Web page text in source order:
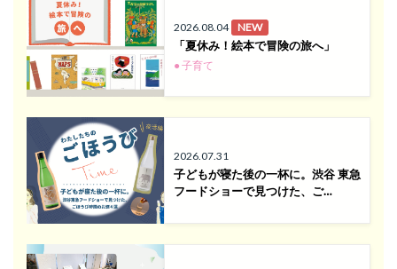
2026.08.04 NEW
「夏休み！絵本で冒険の旅へ」
● 子育て
2026.07.31
子どもが寝た後の一杯に。渋谷 東急
フードショーで見つけた、ご…